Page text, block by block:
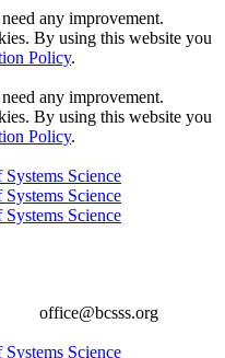
any improvement.
By using this website you
Policy.
any improvement.
By using this website you
Policy.
office@bcsss.org